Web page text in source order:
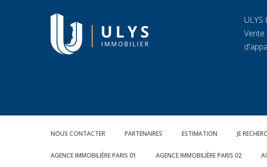
Vente
NOUS CONTACTER PARTENAIRES ESTIMATION JE
AGENCE IMMOBILIÈRE PARIS 01 AGENCE IMMOBILIÈRE PARIS 02